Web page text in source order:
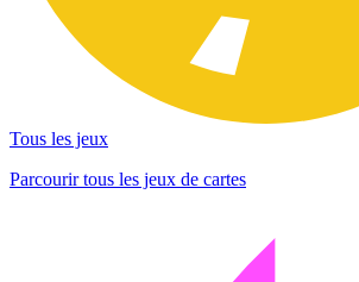
Tous les jeux
Parcourir tous les jeux de cartes